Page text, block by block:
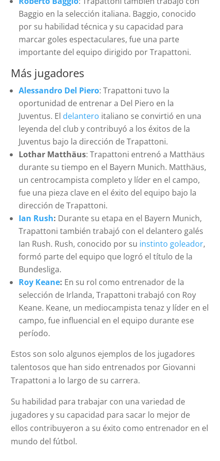
Baggio en la selección italiana. Baggio, conocido
por su habilidad técnica y su capacidad para
marcar goles espectaculares, fue una parte
importante del equipo dirigido por Trapattoni.
Más jugadores
Alessandro Del Piero: Trapattoni tuvo la
oportunidad de entrenar a Del Piero en la
Juventus. El delantero italiano se convirtió en una
leyenda del club y contribuyó a los éxitos de la
Juventus bajo la dirección de Trapattoni.
Lothar Matthäus: Trapattoni entrenó a Matthäus
durante su tiempo en el Bayern Munich. Matthäus,
un centrocampista completo y líder en el campo,
fue una pieza clave en el éxito del equipo bajo la
dirección de Trapattoni.
Ian Rush: Durante su etapa en el Bayern Munich,
Trapattoni también trabajó con el delantero galés
Ian Rush. Rush, conocido por su instinto goleador,
formó parte del equipo que logró el título de la
Bundesliga.
Roy Keane: En su rol como entrenador de la
selección de Irlanda, Trapattoni trabajó con Roy
Keane. Keane, un mediocampista tenaz y líder en el
campo, fue influencial en el equipo durante ese
período.
Estos son solo algunos ejemplos de los jugadores
talentosos que han sido entrenados por Giovanni
Trapattoni a lo largo de su carrera.
Su habilidad para trabajar con una variedad de
jugadores y su capacidad para sacar lo mejor de
ellos contribuyeron a su éxito como entrenador en el
mundo del fútbol.